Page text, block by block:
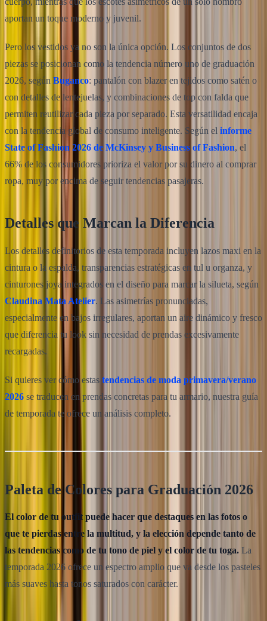
aportan un toque moderno y juvenil.
Pero los vestidos ya no son la única opción. Los conjuntos de dos
piezas se posicionan como la tendencia número uno de graduación
2026, según Buganco: pantalón con blazer en tejidos como satén o
con detalles de lentejuelas, y combinaciones de top con falda que
permiten reutilizar cada pieza por separado. Esta versatilidad encaja
con la tendencia global de consumo inteligente. Según el informe
State of Fashion 2026 de McKinsey y Business of Fashion, el
66% de los consumidores prioriza el valor por su dinero al comprar
ropa, muy por encima de seguir tendencias pasajeras.
Detalles que Marcan la Diferencia
Los detalles definitorios de esta temporada incluyen lazos maxi en la
cintura o la espalda, transparencias estratégicas en tul u organza, y
cinturones joya integrados en el diseño para marcar la silueta, según
Claudina Mata Atelier. Las asimetrías pronunciadas,
especialmente en bajos irregulares, aportan un aire dinámico y fresco
que diferencia tu look sin necesidad de prendas excesivamente
recargadas.
Si quieres ver cómo estas tendencias de moda primavera/verano
2026 se traducen en prendas concretas para tu armario, nuestra guía
de temporada te ofrece un análisis completo.
Paleta de Colores para Graduación 2026
El color de tu outfit puede hacer que destaques en las fotos o
que te pierdas entre la multitud, y la elección depende tanto de
las tendencias como de tu tono de piel y el color de tu toga. La
temporada 2026 ofrece un espectro amplio que va desde los pasteles
más suaves hasta tonos saturados con carácter.